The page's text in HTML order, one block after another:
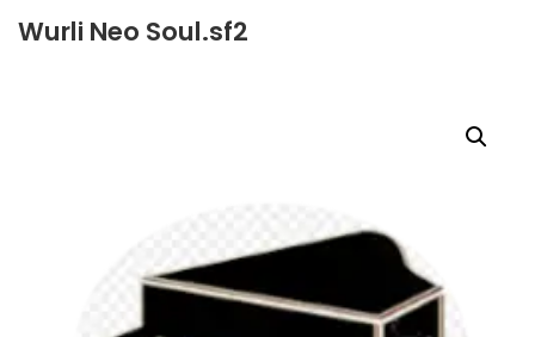
Wurli Neo Soul.sf2